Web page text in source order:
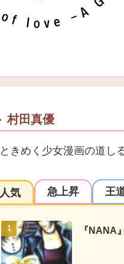
村田真優
ときめく少女漫画の道し
人気 急上昇 王
『NANA